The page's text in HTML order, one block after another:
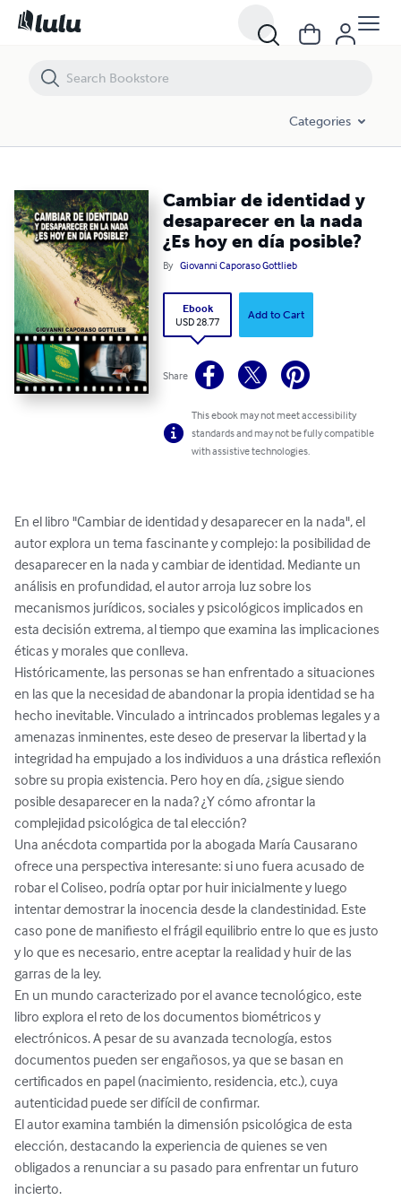
Categories
Cambiar de identidad y
desaparecer en la nada
¿Es hoy en día posible?
By Giovanni Caporaso Gottlieb
Ebook
USD 28.77
Add to Cart
Share
This ebook may not meet accessibility
standards and may not be fully compatible
with assistive technologies.
En el libro "Cambiar de identidad y desaparecer en la nada", el
autor explora un tema fascinante y complejo: la posibilidad de
desaparecer en la nada y cambiar de identidad. Mediante un
análisis en profundidad, el autor arroja luz sobre los
mecanismos jurídicos, sociales y psicológicos implicados en
esta decisión extrema, al tiempo que examina las implicaciones
éticas y morales que conlleva.
Históricamente, las personas se han enfrentado a situaciones
en las que la necesidad de abandonar la propia identidad se ha
hecho inevitable. Vinculado a intrincados problemas legales y a
amenazas inminentes, este deseo de preservar la libertad y la
integridad ha empujado a los individuos a una drástica reflexión
sobre su propia existencia. Pero hoy en día, ¿sigue siendo
posible desaparecer en la nada? ¿Y cómo afrontar la
complejidad psicológica de tal elección?
Una anécdota compartida por la abogada María Causarano
ofrece una perspectiva interesante: si uno fuera acusado de
robar el Coliseo, podría optar por huir inicialmente y luego
intentar demostrar la inocencia desde la clandestinidad. Este
caso pone de manifiesto el frágil equilibrio entre lo que es justo
y lo que es necesario, entre aceptar la realidad y huir de las
garras de la ley.
En un mundo caracterizado por el avance tecnológico, este
libro explora el reto de los documentos biométricos y
electrónicos. A pesar de su avanzada tecnología, estos
documentos pueden ser engañosos, ya que se basan en
certificados en papel (nacimiento, residencia, etc.), cuya
autenticidad puede ser difícil de confirmar.
El autor examina también la dimensión psicológica de esta
elección, destacando la experiencia de quienes se ven
obligados a renunciar a su pasado para enfrentar un futuro
incierto.
Cambiar de identidad y desaparecer en la nada ¿Es hoy en día posible?